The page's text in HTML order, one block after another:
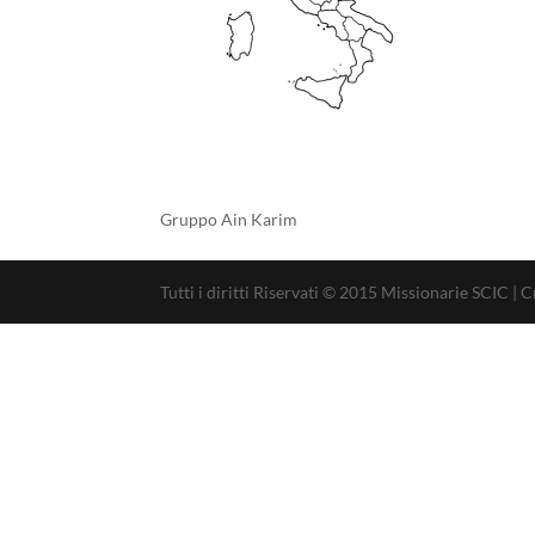
Gruppo Ain Karim
Tutti i diritti Riservati © 2015 Missionarie SCIC |